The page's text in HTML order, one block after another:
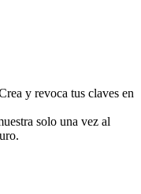
y revoca tus claves en
solo una vez al